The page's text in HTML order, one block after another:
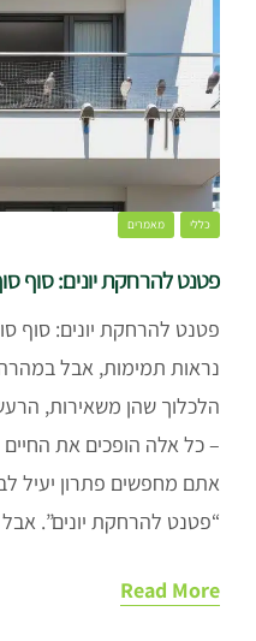
כללי מאמרים
פטנט להרחקת יונים: סוף
פטנט להרחקת יונים: סוף
נראות תמימות, אבל
הלכלוך שהן משאירות,
– כל אלה הופכים את
אתם מחפשים פתרון יעיל
“פטנט להרחקת יונים”.
Read More